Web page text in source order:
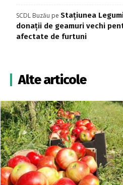
SCDL Buzău pe Stațiunea
donații de geamuri vechi
afectate de furtuni
Alte articole